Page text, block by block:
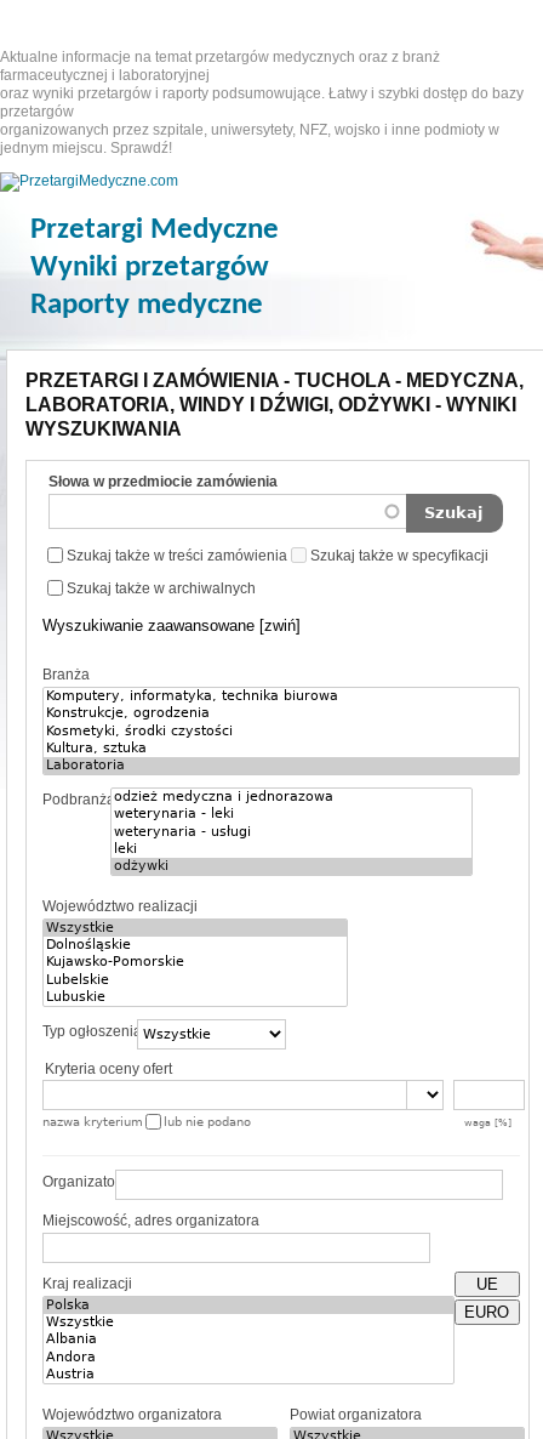
Aktualne informacje na temat przetargów medycznych oraz z branż
farmaceutycznej i laboratoryjnej
oraz wyniki przetargów i raporty podsumowujące. Łatwy i szybki dostęp do bazy
przetargów
organizowanych przez szpitale, uniwersytety, NFZ, wojsko i inne podmioty w
jednym miejscu. Sprawdź!
Przetargi Medyczne
Wyniki przetargów
Raporty medyczne
PRZETARGI I ZAMÓWIENIA - TUCHOLA - MEDYCZNA,
LABORATORIA, WINDY I DŹWIGI, ODŻYWKI - WYNIKI
WYSZUKIWANIA
Słowa w przedmiocie zamówienia
Szukaj także w treści zamówienia
Szukaj także w specyfikacji
Szukaj także w archiwalnych
Wyszukiwanie zaawansowane [zwiń]
Branża
Podbranża
Województwo realizacji
Typ ogłoszenia
Kryteria oceny ofert
nazwa kryterium waga [%]
lub nie podano
Organizator
Miejscowość, adres organizatora
Kraj realizacji
UE
EURO
Województwo organizatora Powiat organizatora